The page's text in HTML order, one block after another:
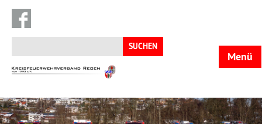
Suchen
nach:
KFV
Menü